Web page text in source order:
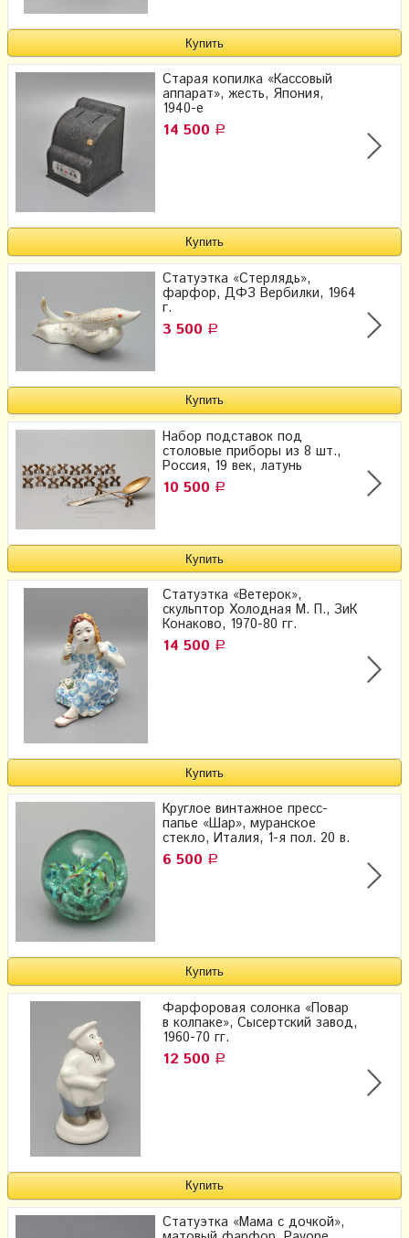
Старая копилка «Кассовый
аппарат», жесть, Япония,
1940-е
14 500 Р
Статуэтка «Стерлядь»,
фарфор, ДФЗ Вербилки, 1964
г.
3 500 Р
Набор подставок под
столовые приборы из 8 шт.,
Россия, 19 век, латунь
10 500 Р
Статуэтка «Ветерок»,
скульптор Холодная М. П., ЗиК
Конаково, 1970-80 гг.
14 500 Р
Круглое винтажное пресс-
папье «Шар», муранское
стекло, Италия, 1-я пол. 20 в.
6 500 Р
Фарфоровая солонка «Повар
в колпаке», Сысертский завод,
1960-70 гг.
12 500 Р
Статуэтка «Мама с дочкой»,